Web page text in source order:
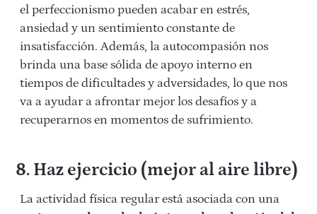
el perfeccionismo pueden acabar en estrés,
ansiedad y un sentimiento constante de
insatisfacción. Además, la autocompasión nos
brinda una base sólida de apoyo interno en
tiempos de dificultades y adversidades, lo que nos
va a ayudar a afrontar mejor los desafíos y a
recuperarnos en momentos de sufrimiento.
8. Haz ejercicio (mejor al aire libre)
La actividad física regular está asociada con una